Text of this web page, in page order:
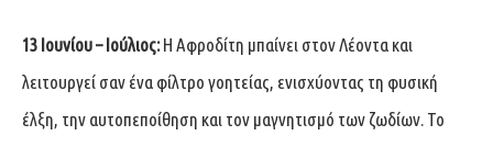
13 Ιουνίου – Ιούλιος:Η Αφροδίτη μπαίνει στον Λέοντα και
λειτουργεί σαν ένα φίλτρο γοητείας, ενισχύοντας τη φυσική
έλξη, την αυτοπεποίθηση και τον μαγνητισμό των ζωδίων. Το